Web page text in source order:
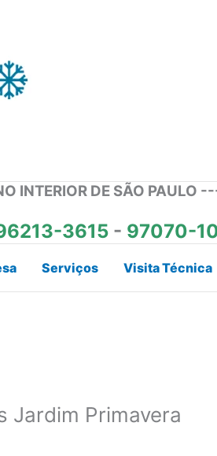
INTERIOR DE SÃO PAULO
3615 - 97070-
Serviços Visita Técnica
Jardim Primavera